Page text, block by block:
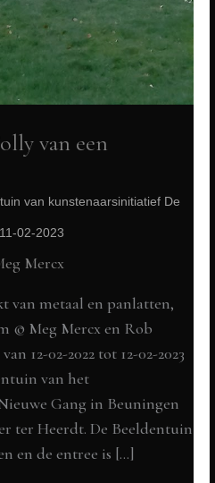
van een
van kunstenaarsinitiatief De
02-2023
Mercx
van metaal en panlatten,
© Meg Mercx en Rob
12-02-2022 tot 12-02-2023
van het
Gang in Beuningen
ter Heerdt. De Beeldentuin
en de entree is […]